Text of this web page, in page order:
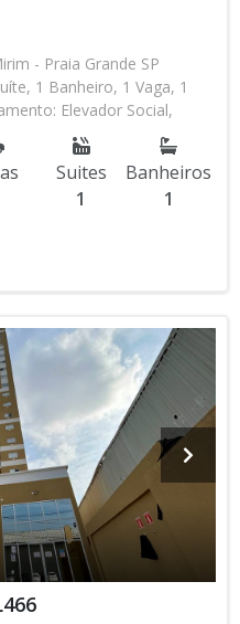
- Praia Grande SP
1 Banheiro, 1 Vaga, 1
Elevador Social,
Piscina, Salão de Jogos,
Academia, Churrasqueira
Os valores e disponibilidade
Favor verificar
Suites
1
Banheiros
1